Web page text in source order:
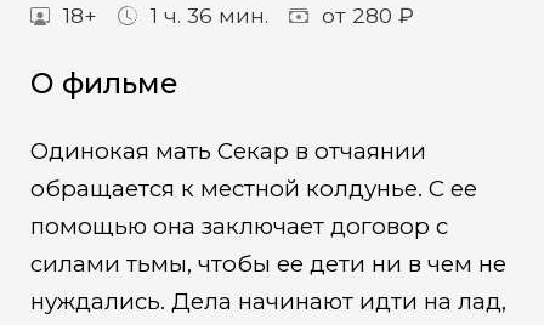
18+ 1 ч. 36 мин. от 280 ₽
О фильме
Одинокая мать Секар в отчаянии
обращается к местной колдунье. С ее
помощью она заключает договор с
силами тьмы, чтобы ее дети ни в чем не
нуждались. Дела начинают идти на лад,